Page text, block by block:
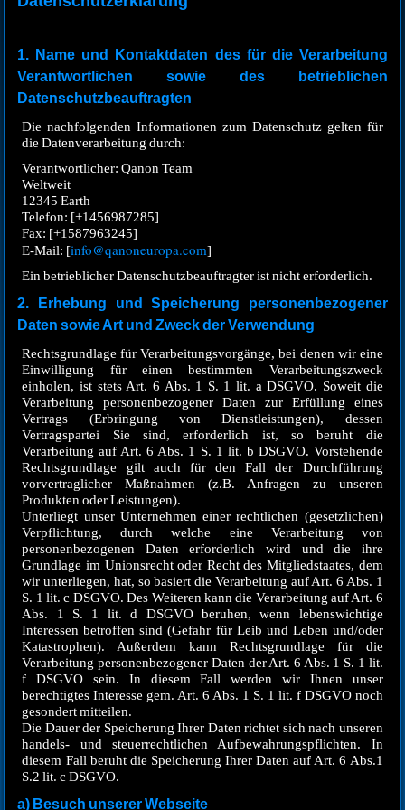
1. Name und Kontaktdaten des für die Verarbeitung
Verantwortlichen sowie des betrieblichen
Datenschutzbeauftragten
Die nachfolgenden Informationen zum Datenschutz gelten für
die Datenverarbeitung durch:
Verantwortlicher: Qanon Team
Weltweit
12345 Earth
Telefon: [+1456987285]
Fax: [+1587963245]
E-Mail: [info@qanoneuropa.com]
Ein betrieblicher Datenschutzbeauftragter ist nicht erforderlich.
2. Erhebung und Speicherung personenbezogener
Daten sowie Art und Zweck der Verwendung
Rechtsgrundlage für Verarbeitungsvorgänge, bei denen wir eine
Einwilligung für einen bestimmten Verarbeitungszweck
einholen, ist stets Art. 6 Abs. 1 S. 1 lit. a DSGVO. Soweit die
Verarbeitung personenbezogener Daten zur Erfüllung eines
Vertrags (Erbringung von Dienstleistungen), dessen
Vertragspartei Sie sind, erforderlich ist, so beruht die
Verarbeitung auf Art. 6 Abs. 1 S. 1 lit. b DSGVO. Vorstehende
Rechtsgrundlage gilt auch für den Fall der Durchführung
vorvertraglicher Maßnahmen (z.B. Anfragen zu unseren
Produkten oder Leistungen).
Unterliegt unser Unternehmen einer rechtlichen (gesetzlichen)
Verpflichtung, durch welche eine Verarbeitung von
personenbezogenen Daten erforderlich wird und die ihre
Grundlage im Unionsrecht oder Recht des Mitgliedstaates, dem
wir unterliegen, hat, so basiert die Verarbeitung auf Art. 6 Abs. 1
S. 1 lit. c DSGVO. Des Weiteren kann die Verarbeitung auf Art. 6
Abs. 1 S. 1 lit. d DSGVO beruhen, wenn lebenswichtige
Interessen betroffen sind (Gefahr für Leib und Leben und/oder
Katastrophen). Außerdem kann Rechtsgrundlage für die
Verarbeitung personenbezogener Daten der Art. 6 Abs. 1 S. 1 lit.
f DSGVO sein. In diesem Fall werden wir Ihnen unser
berechtigtes Interesse gem. Art. 6 Abs. 1 S. 1 lit. f DSGVO noch
gesondert mitteilen.
Die Dauer der Speicherung Ihrer Daten richtet sich nach unseren
handels- und steuerrechtlichen Aufbewahrungspflichten. In
diesem Fall beruht die Speicherung Ihrer Daten auf Art. 6 Abs.1
S.2 lit. c DSGVO.
a) Besuch unserer Webseite